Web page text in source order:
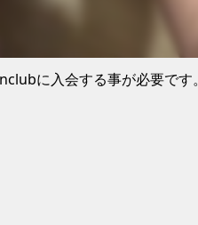
に入会する事が必要です。